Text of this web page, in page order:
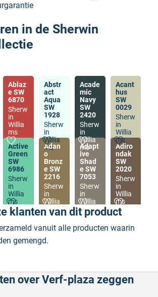
in de Sherwin
Ablaz
e SW
6870
Sherw
in
Willia
ms
Abstr
act
Aqua
SW
1928
Sherw
in
Willia
ms
Acade
mic
Navy
SW
2420
Sherw
in
Willia
ms
Acant
hus
SW
0029
Sherw
in
Willia
ms
Active
Green
SW
6986
Sherw
in
Willia
ms
Adan
o
Bronz
e SW
2216
Sherw
in
Willia
ms
Adapt
ive
Shad
e SW
7053
Sherw
in
Willia
ms
Adiro
ndak
SW
2020
Sherw
in
Willia
ms
klanten van dit product
vanuit alle producten waarin
gemengd.
over Verf-plaza zeggen